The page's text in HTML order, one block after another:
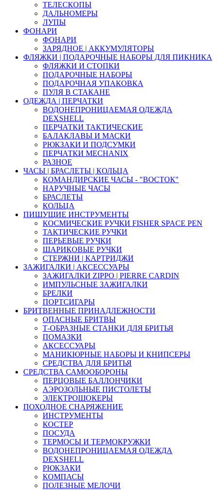
ТЕЛЕСКОПЫ
ДАЛЬНОМЕРЫ
ЛУПЫ
ФОНАРИ
ФОНАРИ
ЗАРЯДНОЕ | АККУМУЛЯТОРЫ
ФЛЯЖКИ | ПОДАРОЧНЫЕ НАБОРЫ ДЛЯ ПИКНИКА
ФЛЯЖКИ И СТОПКИ
ПОДАРОЧНЫЕ НАБОРЫ
ПОДАРОЧНАЯ УПАКОВКА
ПУЛЯ В СТАКАНЕ
ОДЕЖДА | ПЕРЧАТКИ
ВОДОНЕПРОНИЦАЕМАЯ ОДЕЖДА
DEXSHELL
ПЕРЧАТКИ ТАКТИЧЕСКИЕ
БАЛАКЛАВЫ И МАСКИ
РЮКЗАКИ И ПОДСУМКИ
ПЕРЧАТКИ MECHANIX
РАЗНОЕ
ЧАСЫ | БРАСЛЕТЫ | КОЛЬЦА
КОМАНДИРСКИЕ ЧАСЫ - "ВОСТОК"
НАРУЧНЫЕ ЧАСЫ
БРАСЛЕТЫ
КОЛЬЦА
ПИШУЩИЕ ИНСТРУМЕНТЫ
КОСМИЧЕСКИЕ РУЧКИ FISHER SPACE PEN
ТАКТИЧЕСКИЕ РУЧКИ
ПЕРЬЕВЫЕ РУЧКИ
ШАРИКОВЫЕ РУЧКИ
СТЕРЖНИ | КАРТРИДЖИ
ЗАЖИГАЛКИ | АКСЕССУАРЫ
ЗАЖИГАЛКИ ZIPPO | PIERRE CARDIN
ИМПУЛЬСНЫЕ ЗАЖИГАЛКИ
БРЕЛКИ
ПОРТСИГАРЫ
БРИТВЕННЫЕ ПРИНАДЛЕЖНОСТИ
ОПАСНЫЕ БРИТВЫ
Т-ОБРАЗНЫЕ СТАНКИ ДЛЯ БРИТЬЯ
ПОМАЗКИ
АКСЕССУАРЫ
МАНИКЮРНЫЕ НАБОРЫ И КНИПСЕРЫ
СРЕДСТВА ДЛЯ БРИТЬЯ
СРЕДСТВА САМООБОРОНЫ
ПЕРЦОВЫЕ БАЛЛОНЧИКИ
АЭРОЗОЛЬНЫЕ ПИСТОЛЕТЫ
ЭЛЕКТРОШОКЕРЫ
ПОХОДНОЕ СНАРЯЖЕНИЕ
ИНСТРУМЕНТЫ
КОСТЕР
ПОСУДА
ТЕРМОСЫ И ТЕРМОКРУЖКИ
ВОДОНЕПРОНИЦАЕМАЯ ОДЕЖДА
DEXSHELL
РЮКЗАКИ
КОМПАСЫ
ПОЛЕЗНЫЕ МЕЛОЧИ